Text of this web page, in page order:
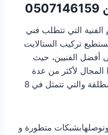
0507146159
التي تتطلب فني
تركيب الستالايت
أفضل الفنيين، حيث
المجال لأكثر من عدة
سنوات من الدقة والجودة المطلقة والتي تتمثل في 8
متطورة و